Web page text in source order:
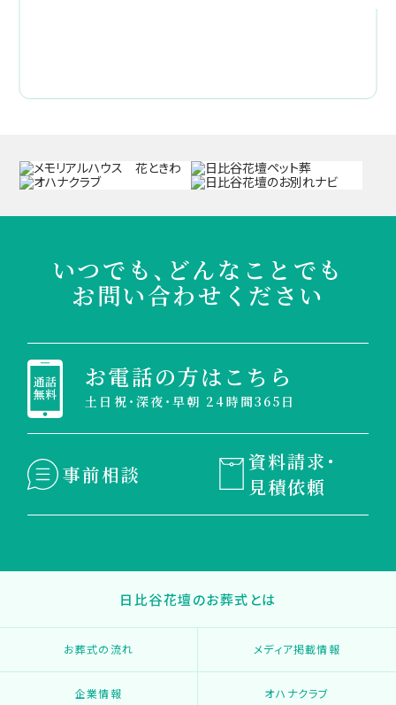
いつでも、どんなことでも
お問い合わせください
お電話の方はこちら
土日祝・深夜・早朝 24時間365日
事前相談
資料請求・
見積依頼
日比谷花壇のお葬式とは
お葬式の流れ メディア掲載情報
企業情報 オハナクラブ